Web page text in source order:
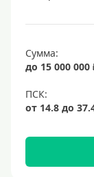
Долгосрочные
Год
3 года
4 года
Сумма:
до 15 000 000